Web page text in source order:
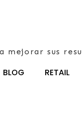
mejorar sus
BLOG RETAIL